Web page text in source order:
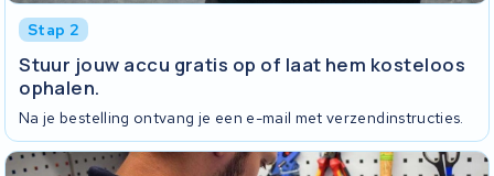
Stap 2
Stuur jouw accu gratis op of laat hem kosteloos
ophalen.
Na je bestelling ontvang je een e-mail met verzendinstructies.